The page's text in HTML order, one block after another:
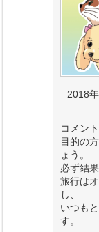
2018
コメン
目的の
ょう。
必ず結
旅行は
し、
いつも
す。